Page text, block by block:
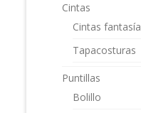
Cintas
Cintas fantasía
Tapacosturas
Puntillas
Bolillo